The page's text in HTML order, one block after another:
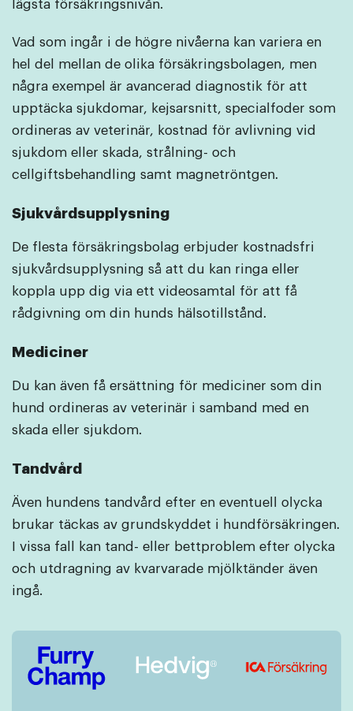
lägsta försäkringsnivån.
Vad som ingår i de högre nivåerna kan variera en
hel del mellan de olika försäkringsbolagen, men
några exempel är avancerad diagnostik för att
upptäcka sjukdomar, kejsarsnitt, specialfoder som
ordineras av veterinär, kostnad för avlivning vid
sjukdom eller skada, strålning- och
cellgiftsbehandling samt magnetröntgen.
Sjukvårdsupplysning
De flesta försäkringsbolag erbjuder kostnadsfri
sjukvårdsupplysning så att du kan ringa eller
koppla upp dig via ett videosamtal för att få
rådgivning om din hunds hälsotillstånd.
Mediciner
Du kan även få ersättning för mediciner som din
hund ordineras av veterinär i samband med en
skada eller sjukdom.
Tandvård
Även hundens tandvård efter en eventuell olycka
brukar täckas av grundskyddet i hundförsäkringen.
I vissa fall kan tand- eller bettproblem efter olycka
och utdragning av kvarvarade mjölktänder även
ingå.